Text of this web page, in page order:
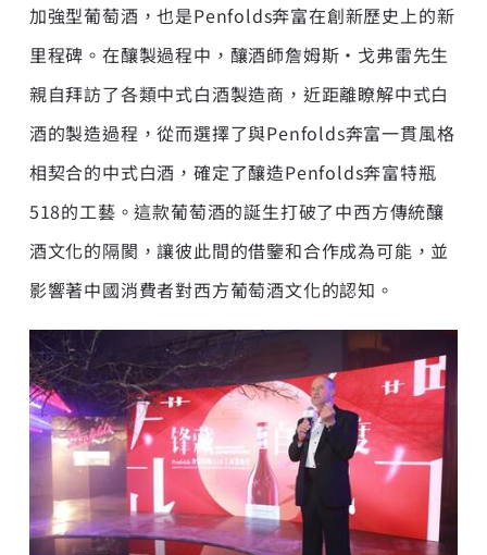
加強型葡萄酒，也是Penfolds奔富在創新歷史上的新
里程碑。在釀製過程中，釀酒師詹姆斯·戈弗雷先生
親自拜訪了各類中式白酒製造商，近距離瞭解中式白
酒的製造過程，從而選擇了與Penfolds奔富一貫風格
相契合的中式白酒，確定了釀造Penfolds奔富特瓶
518的工藝。這款葡萄酒的誕生打破了中西方傳統釀
酒文化的隔閡，讓彼此間的借鑒和合作成為可能，並
影響著中國消費者對西方葡萄酒文化的認知。